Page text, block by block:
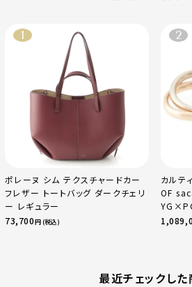
ポレーヌ シム テクスチャードカー
フレザー トートバッグ ダークチェリ
ー レギュラー
73,700円 (税込)
カルテ
OF
指輪
最近チェックした